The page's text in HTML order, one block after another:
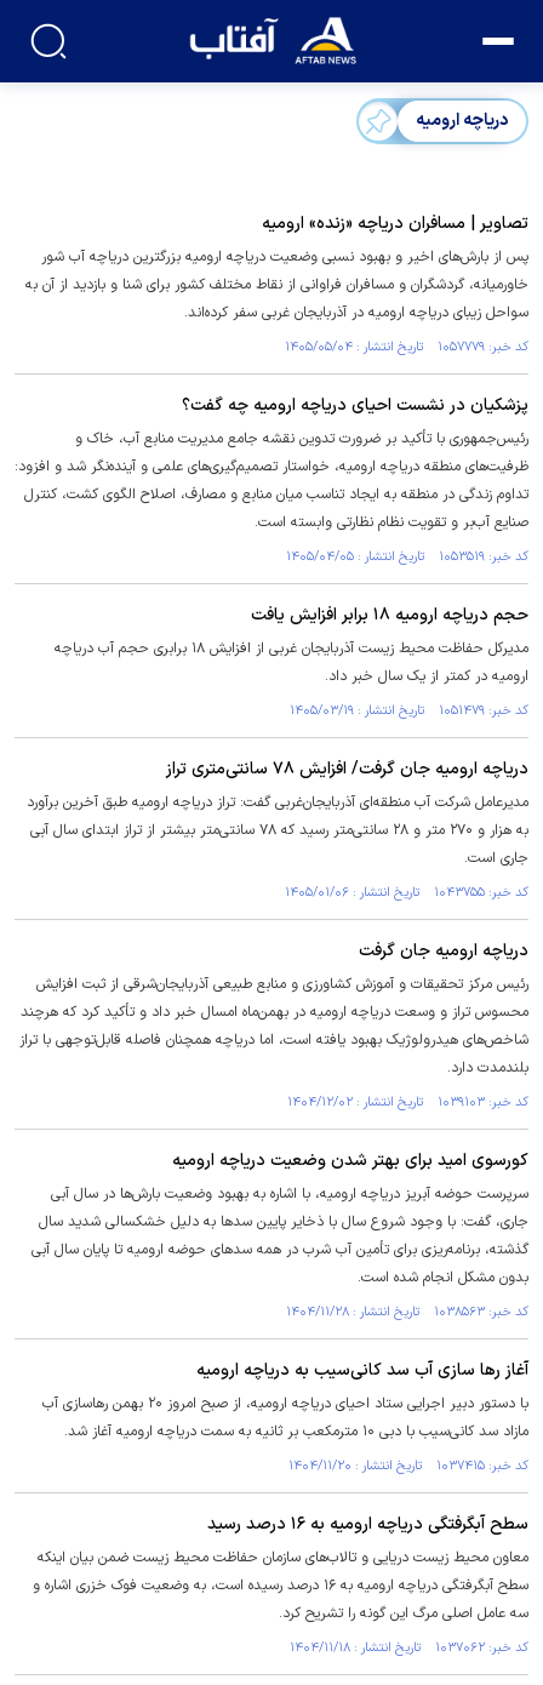
دریاچه ارومیه
تصاویر | مسافران دریاچه «زنده» ارومیه
پس از بارش‌های اخیر و بهبود نسبی وضعیت دریاچه ارومیه بزرگترین دریاچه آب شور
خاورمیانه، گردشگران و مسافران فراوانی از نقاط مختلف کشور برای شنا و بازدید از آن به
سواحل زیبای دریاچه ارومیه در آذربایجان غربی سفر کرده‌اند.
کد خبر: ۱۰۵۷۷۷۹ تاریخ انتشار : ۱۴۰۵/۰۵/۰۴
پزشکیان در نشست احیای دریاچه ارومیه چه گفت؟
رئیس‌جمهوری با تأکید بر ضرورت تدوین نقشه جامع مدیریت منابع آب، خاک و
ظرفیت‌های منطقه دریاچه ارومیه، خواستار تصمیم‌گیری‌های علمی و آینده‌نگر شد و افزود:
تداوم زندگی در منطقه به ایجاد تناسب میان منابع و مصارف، اصلاح الگوی کشت، کنترل
صنایع آب‌بر و تقویت نظام نظارتی وابسته است.
کد خبر: ۱۰۵۳۵۱۹ تاریخ انتشار : ۱۴۰۵/۰۴/۰۵
حجم دریاچه ارومیه ۱۸ برابر افزایش یافت
مدیرکل حفاظت محیط زیست آذربایجان غربی از افزایش ۱۸ برابری حجم آب دریاچه
ارومیه در کمتر از یک سال خبر داد.
کد خبر: ۱۰۵۱۴۷۹ تاریخ انتشار : ۱۴۰۵/۰۳/۱۹
دریاچه ارومیه جان گرفت/ افزایش ۷۸ سانتی‌متری تراز
مدیرعامل شرکت آب منطقه‌ای آذربایجان‌غربی گفت: تراز دریاچه ارومیه طبق آخرین برآورد
به هزار و ۲۷۰ متر و ۲۸ سانتی‌متر رسید که ۷۸ سانتی‌متر بیشتر از تراز ابتدای سال آبی
جاری است.
کد خبر: ۱۰۴۳۷۵۵ تاریخ انتشار : ۱۴۰۵/۰۱/۰۶
دریاچه ارومیه جان گرفت
رئیس مرکز تحقیقات و آموزش کشاورزی و منابع طبیعی آذربایجان‌شرقی از ثبت افزایش
محسوس تراز و وسعت دریاچه ارومیه در بهمن‌ماه امسال خبر داد و تأکید کرد که هرچند
شاخص‌های هیدرولوژیک بهبود یافته است، اما دریاچه همچنان فاصله قابل‌توجهی با تراز
بلندمدت دارد.
کد خبر: ۱۰۳۹۱۰۳ تاریخ انتشار : ۱۴۰۴/۱۲/۰۲
کورسوی امید برای بهتر شدن وضعیت دریاچه ارومیه
سرپرست حوضه آبریز دریاچه ارومیه، با اشاره به بهبود وضعیت بارش‌ها در سال آبی
جاری، گفت: با وجود شروع سال با ذخایر پایین سد‌ها به دلیل خشکسالی شدید سال
گذشته، برنامه‌ریزی برای تأمین آب شرب در همه سد‌های حوضه ارومیه تا پایان سال آبی
بدون مشکل انجام شده است.
کد خبر: ۱۰۳۸۵۶۳ تاریخ انتشار : ۱۴۰۴/۱۱/۲۸
آغاز رها سازی آب سد کانی‌سیب به دریاچه ارومیه
با دستور دبیر اجرایی ستاد احیای دریاچه ارومیه، از صبح امروز ۲۰ بهمن رهاسازی آب
مازاد سد کانی‌سیب با دبی ۱۰ مترمکعب بر ثانیه به سمت دریاچه ارومیه آغاز شد.
کد خبر: ۱۰۳۷۴۱۵ تاریخ انتشار : ۱۴۰۴/۱۱/۲۰
سطح آبگرفتگی دریاچه ارومیه به ۱۶ درصد رسید
معاون محیط زیست دریایی و تالاب‌های سازمان حفاظت محیط زیست ضمن بیان اینکه
سطح آبگرفتگی دریاچه ارومیه به ۱۶ درصد رسیده است، به وضعیت فوک خزری اشاره و
سه عامل اصلی مرگ این گونه را تشریح کرد.
کد خبر: ۱۰۳۷۰۶۲ تاریخ انتشار : ۱۴۰۴/۱۱/۱۸